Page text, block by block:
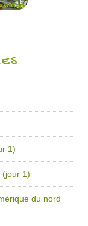
1)
(jour 1)
du nord